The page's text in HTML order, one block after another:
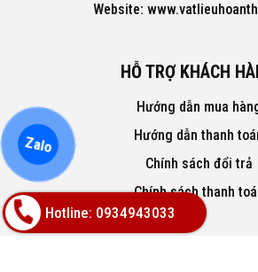
Website:
HỖ TRỢ KHÁCH
Hướng dẫn mua
Hướng dẫn thanh
Chính sách đổi trả
Chính sách thanh
Hotline: 0934943033
Zalo